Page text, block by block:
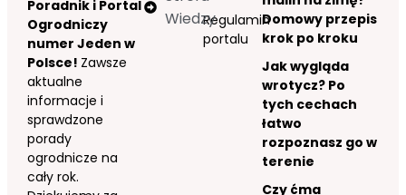
Poradnik i Portal
Ogrodniczy
numer Jeden w
Polsce! Zawsze
aktualne
informacje i
sprawdzone
porady
ogrodnicze na
cały rok.
Regulamin
portalu
Wiedzy
Domowy przepis
krok po kroku
Jak wygląda
wrotycz? Po
tych cechach
łatwo
rozpoznasz go w
terenie
Czy ćma